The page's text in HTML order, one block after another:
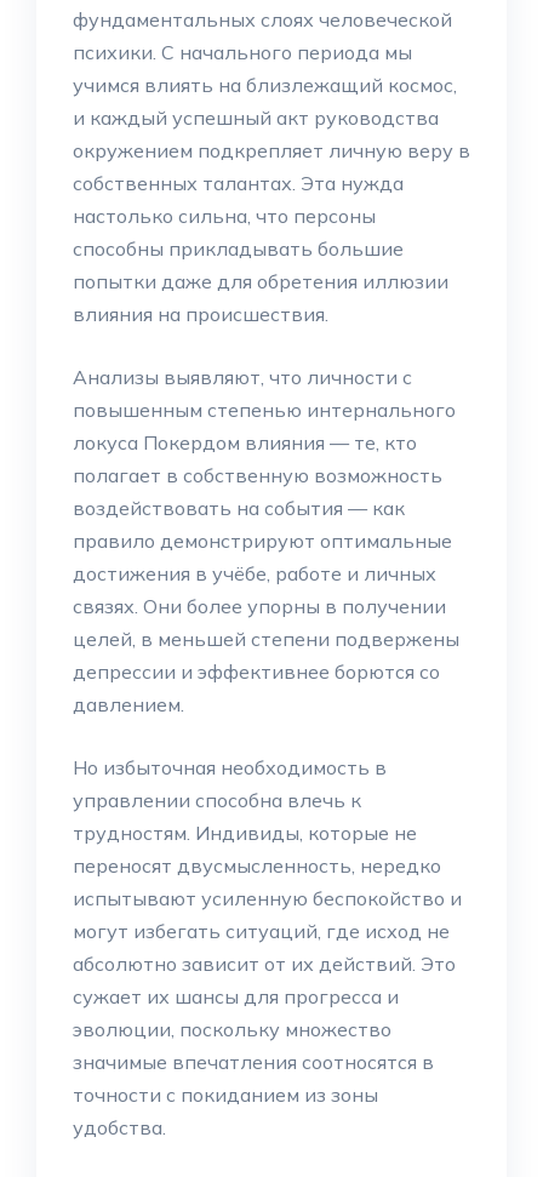
фундаментальных слоях человеческой
психики. С начального периода мы
учимся влиять на близлежащий космос,
и каждый успешный акт руководства
окружением подкрепляет личную веру в
собственных талантах. Эта нужда
настолько сильна, что персоны
способны прикладывать большие
попытки даже для обретения иллюзии
влияния на происшествия.
Анализы выявляют, что личности с
повышенным степенью интернального
локуса Покердом влияния — те, кто
полагает в собственную возможность
воздействовать на события — как
правило демонстрируют оптимальные
достижения в учёбе, работе и личных
связях. Они более упорны в получении
целей, в меньшей степени подвержены
депрессии и эффективнее борются со
давлением.
Но избыточная необходимость в
управлении способна влечь к
трудностям. Индивиды, которые не
переносят двусмысленность, нередко
испытывают усиленную беспокойство и
могут избегать ситуаций, где исход не
абсолютно зависит от их действий. Это
сужает их шансы для прогресса и
эволюции, поскольку множество
значимые впечатления соотносятся в
точности с покиданием из зоны
удобства.